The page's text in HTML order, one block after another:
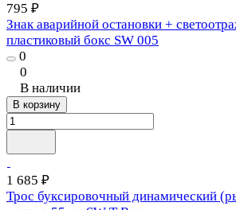
795 ₽
Знак аварийной остановки +
пластиковый бокс SW 005
0
0
В наличии
В корзину
1 685 ₽
Трос буксировочный динамический